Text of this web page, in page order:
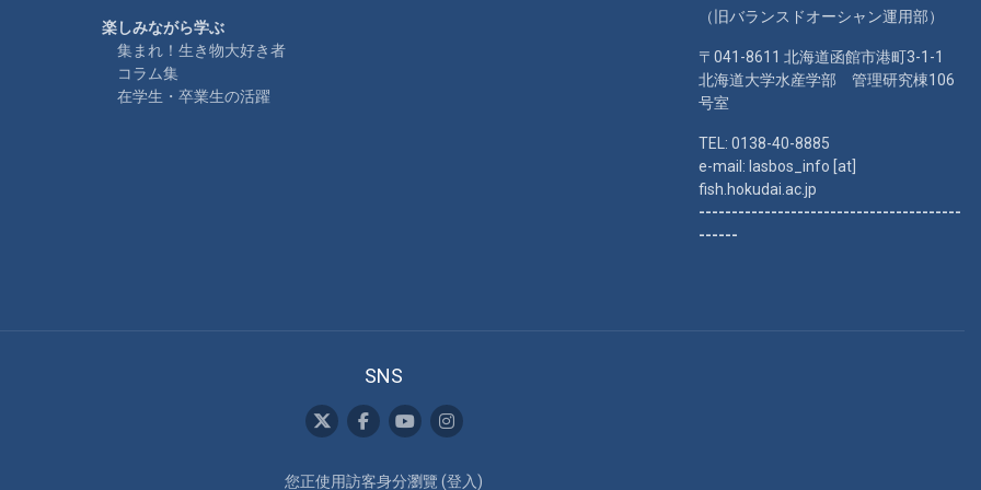
楽しみながら学ぶ
集まれ！生き物大好き者
コラム集
在学生・卒業生の活躍
（旧バランスドオーシャン運用部）
〒041-8611 北海道函館市港町3-1-1
北海道大学水産学部 管理研究棟106
号室
TEL: 0138-40-8885
e-mail: lasbos_info [at]
fish.hokudai.ac.jp
----------------------------------------
------
SNS
您正使用訪客身分瀏覽 (登入 )